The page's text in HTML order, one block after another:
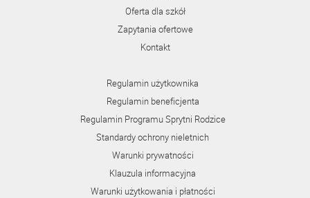
Oferta dla szkół
Zapytania ofertowe
Kontakt
Regulamin użytkownika
Regulamin beneficjenta
Regulamin Programu Sprytni Rodzice
Standardy ochrony nieletnich
Warunki prywatności
Klauzula informacyjna
Warunki użytkowania i płatności